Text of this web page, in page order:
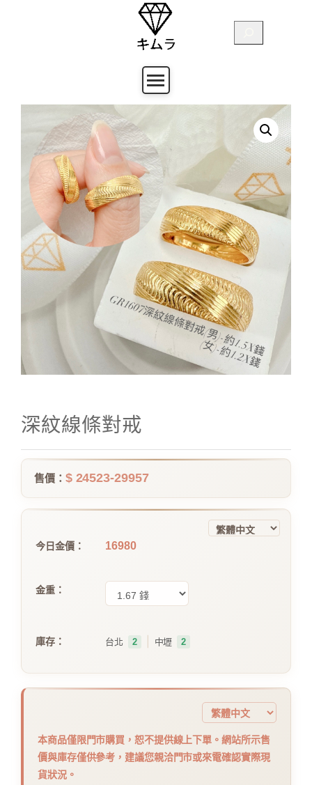
尋
深紋線條對戒
售價： $ 24523-29957
今日金價： 16980
金重：
庫存： 台北 2 中壢 2
本商品僅限門市購買，恕不提供線上下單。網站所示售
價與庫存僅供參考，建議您親洽門市或來電確認實際現
貨狀況。